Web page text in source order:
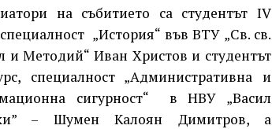
на събитието са студентът IV
„История“ във ВТУ „Св. св.
и Методий“ Иван Христов и студентът
специалност „Административна и
сигурност“ в НВУ „Васил
– Шумен Калоян Димитров, а